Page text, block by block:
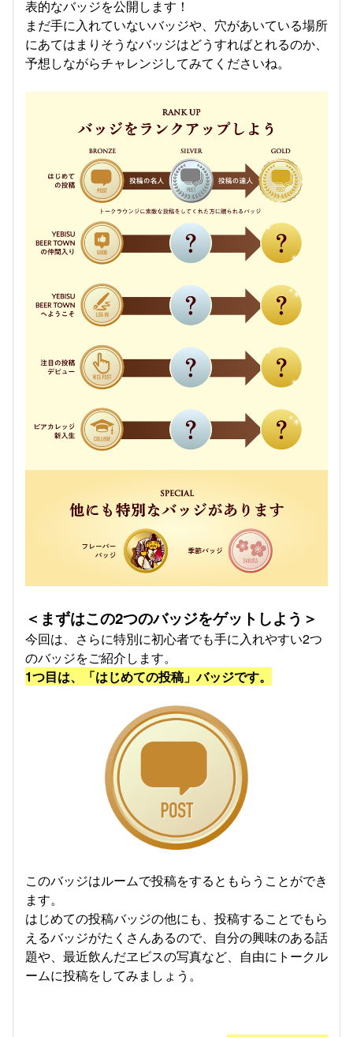
表的なバッジを公開します！
まだ手に入れていないバッジや、穴があいている場所
にあてはまりそうなバッジはどうすればとれるのか、
予想しながらチャレンジしてみてくださいね。
＜まずはこの2つのバッジをゲットしよう＞
今回は、さらに特別に初心者でも手に入れやすい2つ
のバッジをご紹介します。
1つ目は、「はじめての投稿」バッジです。
このバッジはルームで投稿をするともらうことができ
ます。
はじめての投稿バッジの他にも、投稿することでもら
えるバッジがたくさんあるので、自分の興味のある話
題や、最近飲んだヱビスの写真など、自由にトークル
ームに投稿をしてみましょう。